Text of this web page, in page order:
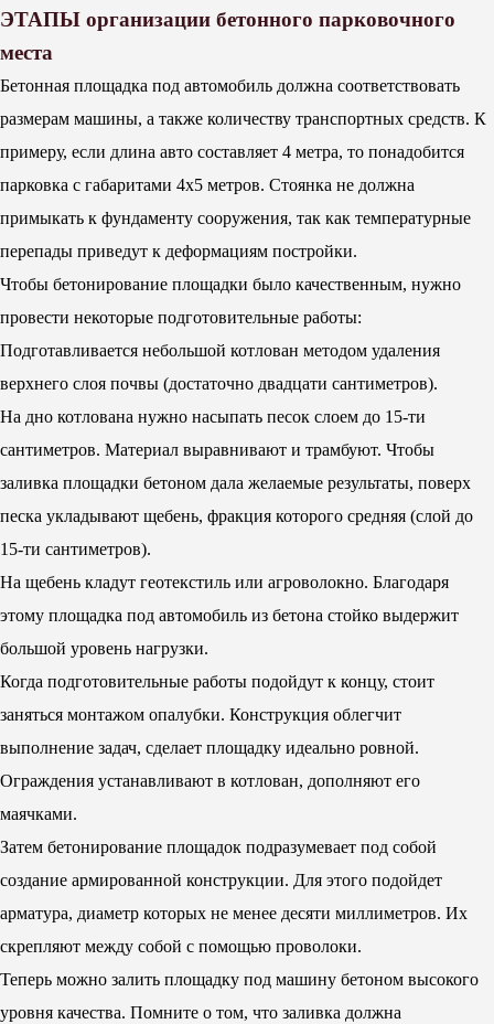
ЭТАПЫ организации бетонного парковочного
места
Бетонная площадка под автомобиль должна соответствовать
размерам машины, а также количеству транспортных средств. К
примеру, если длина авто составляет 4 метра, то понадобится
парковка с габаритами 4х5 метров. Стоянка не должна
примыкать к фундаменту сооружения, так как температурные
перепады приведут к деформациям постройки.
Чтобы бетонирование площадки было качественным, нужно
провести некоторые подготовительные работы:
Подготавливается небольшой котлован методом удаления
верхнего слоя почвы (достаточно двадцати сантиметров).
На дно котлована нужно насыпать песок слоем до 15-ти
сантиметров. Материал выравнивают и трамбуют. Чтобы
заливка площадки бетоном дала желаемые результаты, поверх
песка укладывают щебень, фракция которого средняя (слой до
15-ти сантиметров).
На щебень кладут геотекстиль или агроволокно. Благодаря
этому площадка под автомобиль из бетона стойко выдержит
большой уровень нагрузки.
Когда подготовительные работы подойдут к концу, стоит
заняться монтажом опалубки. Конструкция облегчит
выполнение задач, сделает площадку идеально ровной.
Ограждения устанавливают в котлован, дополняют его
маячками.
Затем бетонирование площадок подразумевает под собой
создание армированной конструкции. Для этого подойдет
арматура, диаметр которых не менее десяти миллиметров. Их
скрепляют между собой с помощью проволоки.
Теперь можно залить площадку под машину бетоном высокого
уровня качества. Помните о том, что заливка должна